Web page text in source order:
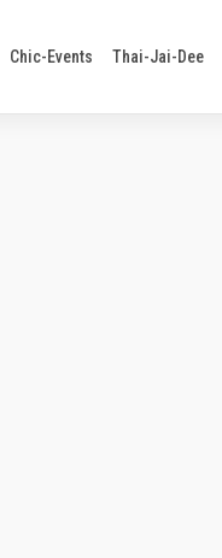
Chic-Events Thai-Jai-Dee